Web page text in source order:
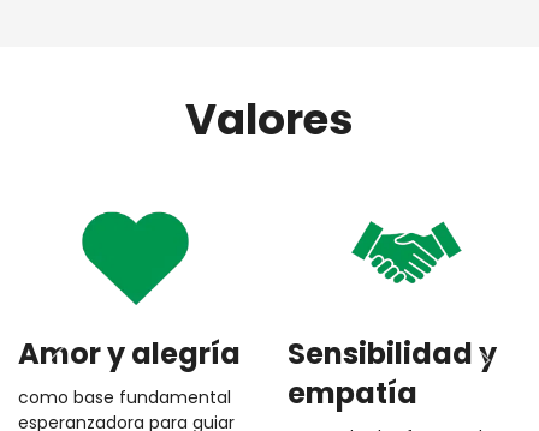
Valores
Amor y alegría
como base fundamental
esperanzadora para guiar
Sensibilidad y
empatía